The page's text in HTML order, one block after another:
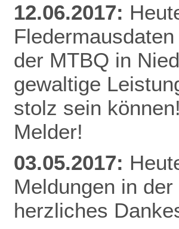
12.06.2017:
der MTBQ in
gewaltige
stolz sein
Melder!
03.05.2017:
Meldungen in
herzliches